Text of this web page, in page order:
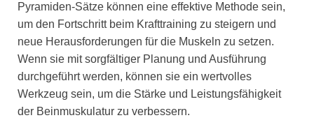
Pyramiden-Sätze können eine effektive Methode sein,
um den Fortschritt beim Krafttraining zu steigern und
neue Herausforderungen für die Muskeln zu setzen.
Wenn sie mit sorgfältiger Planung und Ausführung
durchgeführt werden, können sie ein wertvolles
Werkzeug sein, um die Stärke und Leistungsfähigkeit
der Beinmuskulatur zu verbessern.